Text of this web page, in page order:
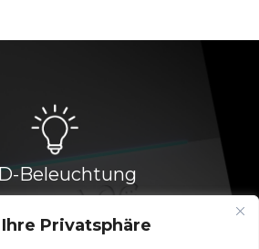
Privatsphäre
Beleuchtung
Farben.